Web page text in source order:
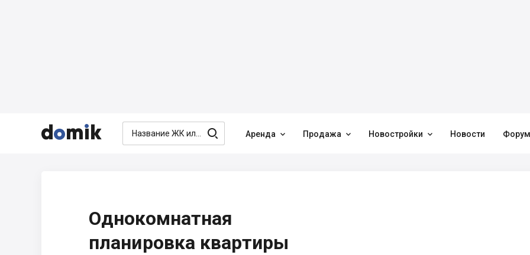


  Аренда  Продажа  Новостройки  Новости Форум
Однокомнатная
планировка квартиры